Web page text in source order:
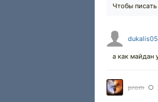
Чтобы
dukalis05
а как майдан
prom ○